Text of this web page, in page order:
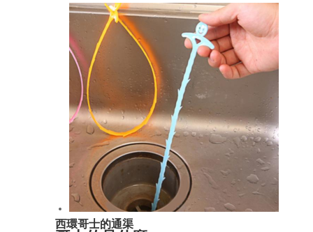
西環哥士的通渠